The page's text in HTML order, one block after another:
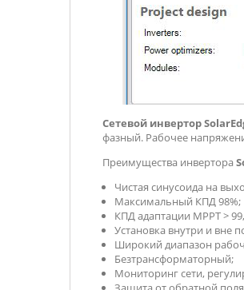
Сетевой инвертор
фазный. Рабочее
Преимущества инвертора
Чистая синусоида на
Максимальный КПД 98%;
КПД адаптации MPPТ >
Установка внутри и вне
Широкий диапазон
Безтрансформаторный;
Мониторинг сети,